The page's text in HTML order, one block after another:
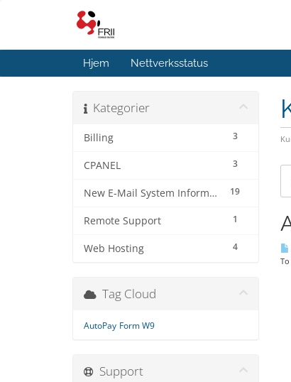
Hjem Nettverksstatus
Kategorier
3
Billing
3
CPANEL
19
New E-Mail System Information
1
Remote Support
4
Web Hosting
Tag Cloud
AutoPay Form W9
Support